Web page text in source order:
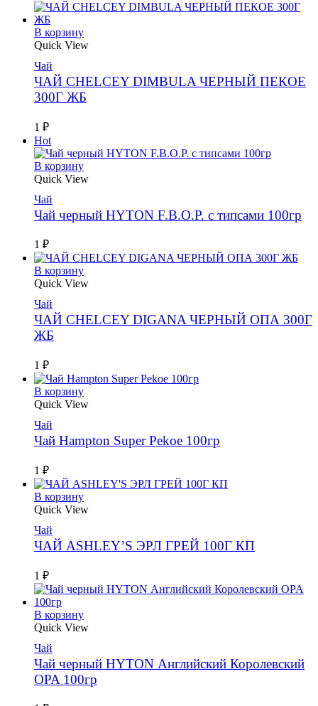
В корзину
Quick View
Чай
ЧАЙ CHELCEY DIMBULA ЧЕРНЫЙ ПЕКОЕ
300Г ЖБ
1 ₽
Hot
В корзину
Quick View
Чай
Чай черный HYTON F.B.O.P. с типсами 100гр
1 ₽
В корзину
Quick View
Чай
ЧАЙ CHELCEY DIGANA ЧЕРНЫЙ ОПА 300Г
ЖБ
1 ₽
В корзину
Quick View
Чай
Чай Hampton Super Pekoe 100гр
1 ₽
В корзину
Quick View
Чай
ЧАЙ ASHLEY’S ЭРЛ ГРЕЙ 100Г КП
1 ₽
В корзину
Quick View
Чай
Чай черный HYTON Английский Королевский
OPA 100гр